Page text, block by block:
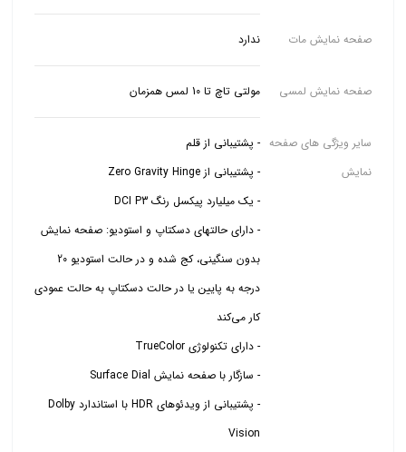
صفحه نمایش مات ندارد
صفحه نمایش لمسی مولتی تاچ تا 10 لمس همزمان
سایر ویژگی های صفحه
نمایش
- پشتیبانی از قلم
- یک میلیارد پیکسل رنگ DCI P3
- دارای حالتهای دسکتاپ و استودیو: صفحه نمایش
بدون سنگینی، کج شده و در حالت استودیو 20
درجه به پایین یا در حالت دسکتاپ به حالت عمودی
- پشتیبانی از ویدئوهای HDR با استاندارد Dolby
Vision